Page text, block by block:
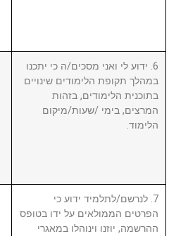
6. ידוע לי ואני מסכים/ה כי יתכנו
במהלך תקופת הלימודים שינויים
בתוכנית הלימודים, בזהות
המרצים, בימי /שעות/מיקום
הלימוד.
7. לנרשם/לתלמיד ידוע כי
הפרטים הממולאים על ידו בטופס
ההרשמה, יוזנו וינוהלו במאגרי